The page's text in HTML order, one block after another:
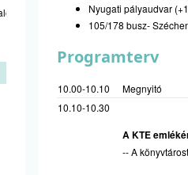
találhatók
Nyugati pályaudvar
105/178 busz-
Programterv
10.00-10.10
Megnyitó
10.10-10.30
AKTE
-- A